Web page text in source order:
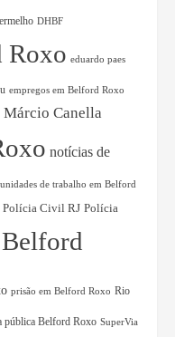
DHBF
Roxo eduardo paes
empregos em Belford Roxo
Márcio Canella
notícias de
de trabalho em Belford
Polícia Civil RJ Polícia
prisão em Belford Roxo Rio
pública Belford Roxo SuperVia